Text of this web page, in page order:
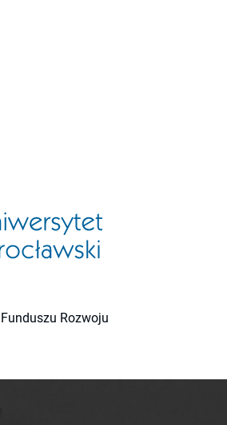
Rozwoju